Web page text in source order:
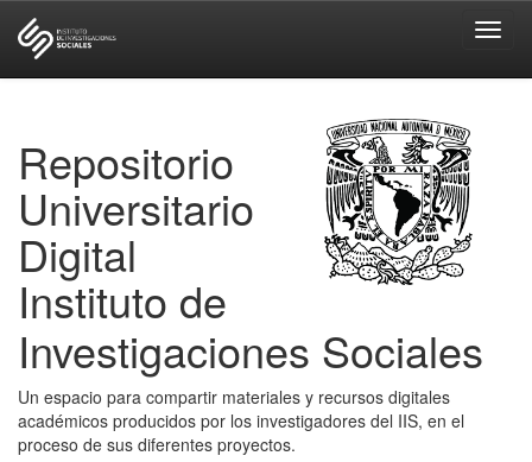
Repositorio
Universitario
Digital
Instituto de
Investigaciones Sociales
Un espacio para compartir materiales y recursos digitales
académicos producidos por los investigadores del IIS, en el
proceso de sus diferentes proyectos.